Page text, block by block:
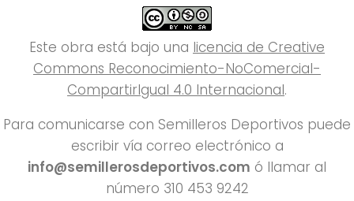
Este obra está bajo una licencia de Creative
Commons Reconocimiento-NoComercial-
CompartirIgual 4.0 Internacional.
Para comunicarse con Semilleros Deportivos puede
escribir vía correo electrónico a
info@semillerosdeportivos.com ó llamar al
número 310 453 9242